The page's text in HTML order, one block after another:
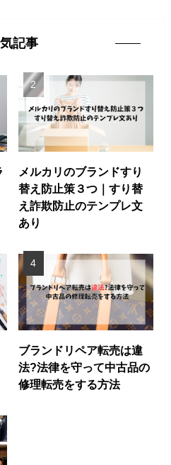
記事
メルカリのブランドすり
替え防止策３つ｜すり替
え詐欺防止のテンプレ文
あり
ブランドリペア転売は違
法?法律を守って中古品の
修理転売をする方法